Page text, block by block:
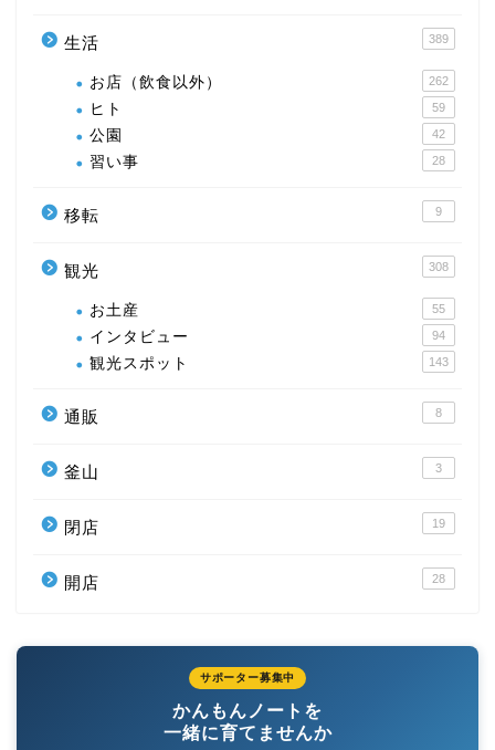
生活 389
お店（飲食以外） 262
ヒト 59
公園 42
習い事 28
移転 9
観光 308
お土産 55
インタビュー 94
観光スポット 143
通販 8
釜山 3
閉店 19
開店 28
サポーター募集中
かんもんノートを
一緒に育てませんか